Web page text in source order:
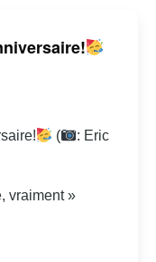
(
: Eric
vraiment »